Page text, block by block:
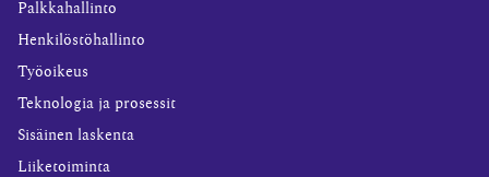
Palkkahallinto
Henkilöstöhallinto
Työoikeus
Teknologia ja prosessit
Sisäinen laskenta
Liiketoiminta